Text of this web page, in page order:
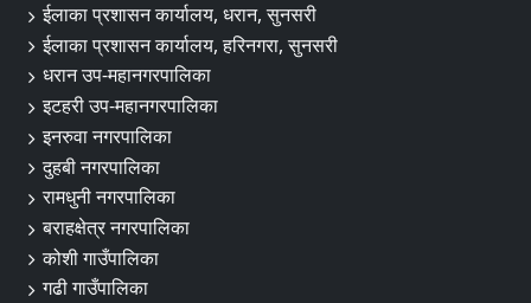
ईलाका प्रशासन कार्यालय, धरान, सुनसरी
ईलाका प्रशासन कार्यालय, हरिनगरा, सुनसरी
धरान उप-महानगरपालिका
इटहरी उप-महानगरपालिका
इनरुवा नगरपालिका
दुहबी नगरपालिका
रामधुनी नगरपालिका
बराहक्षेत्र नगरपालिका
कोशी गाउँपालिका
गढी गाउँपालिका